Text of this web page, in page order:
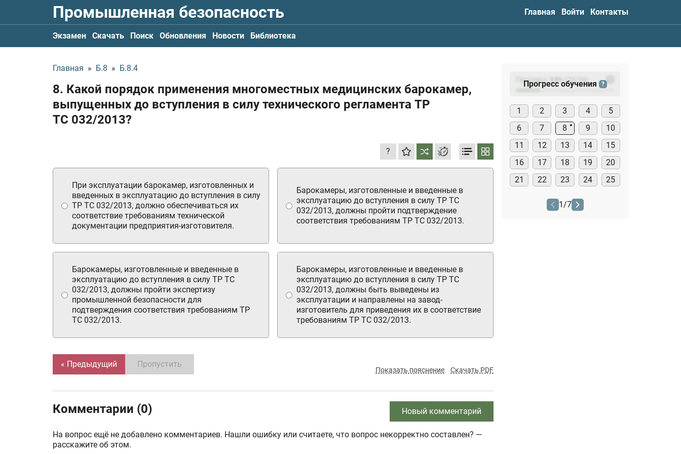
Промышленная безопасность Главная Войти Контакты
Экзамен Скачать Поиск Обновления Новости Библиотека
Главная » Б.8 » Б.8.4
8. Какой порядок применения многоместных медицинских барокамер,
выпущенных до вступления в силу технического регламента ТР
ТС 032/2013?
?
При эксплуатации барокамер, изготовленных и
введенных в эксплуатацию до вступления в силу
ТР ТС 032/2013, должно обеспечиваться их
соответствие требованиям технической
документации предприятия-изготовителя.
Барокамеры, изготовленные и введенные в
эксплуатацию до вступления в силу ТР ТС
032/2013, должны пройти подтверждение
соответствия требованиям ТР ТС 032/2013.
Барокамеры, изготовленные и введенные в
эксплуатацию до вступления в силу ТР ТС
032/2013, должны пройти экспертизу
промышленной безопасности для
подтверждения соответствия требованиям ТР
ТС 032/2013.
Барокамеры, изготовленные и введенные в
эксплуатацию до вступления в силу ТР ТС
032/2013, должны быть выведены из
эксплуатации и направлены на завод-
изготовитель для приведения их в соответствие
требованиям ТР ТС 032/2013.
« Предыдущий Пропустить
Показать пояснение Скачать PDF
Комментарии (0) Новый комментарий
На вопрос ещё не добавлено комментариев. Нашли ошибку или считаете, что вопрос некорректно составлен? —
расскажите об этом.
Прогресс: (23
Прогресс обучения ?
1 2 3 4
5
6
7 8 9
10
11
12 13 14
15
16
17 18 19
20
21
22 23 24 25
1/7